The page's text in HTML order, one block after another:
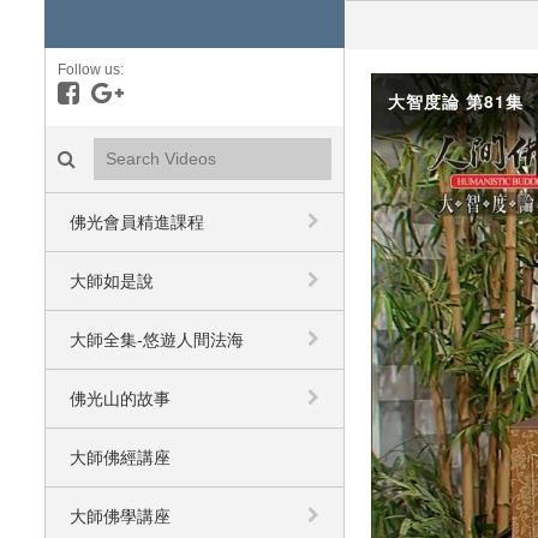
Follow us:
Like on Facebook
Follow on Google+
Search videos icon
佛光會員精進課程
大師如是說
大師全集-悠遊人間法海
佛光山的故事
大師佛經講座
大師佛學講座
大智度論 第81集